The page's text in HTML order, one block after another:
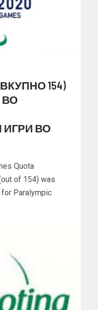
154)
ВО
ВО
Quota
of 154) was
Paralympic